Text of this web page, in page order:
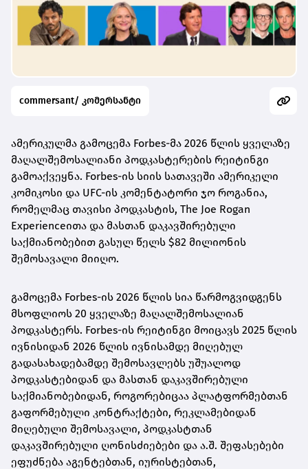
commersant/ კომერსანტი
ამერიკულმა გამოცემა Forbes-მა 2026 წლის ყველაზე
მაღალშემოსალიანი პოდკასტერების რეიტინგი
გამოაქვეყნა. Forbes-ის სიის სათავეში ამერიკელი
კომიკოსი და UFC-ის კომენტატორი ჯო როგანია,
რომელმაც თავისი პოდკასტის, The Joe Rogan
Experienceითა და მასთან დაკავშირებული
საქმიანობებით გასულ წელს $82 მილიონის
შემოსავალი მიიღო.
გამოცემა Forbes-ის 2026 წლის სია წარმოგვიდგენს
მსოფლიოს 20 ყველაზე მაღალშემოსალიან
პოდკასტერს. Forbes-ის რეიტინგი მოიცავს 2025 წლის
ივნისიდან 2026 წლის ივნისამდე მიღებულ
გადასახადებამდე შემოსავლებს უშუალოდ
პოდკასტებიდან და მასთან დაკავშირებული
საქმიანობებიდან, როგორებიცაა პლატფორმებთან
გაფორმებული კონტრაქტები, რეკლამებიდან
მიღებული შემოსავალი, პოდკასტთან
დაკავშირებული ღონისძიებები და ა.შ. შეფასებები
ეფუძნება აგენტებთან, იურისტებთან,